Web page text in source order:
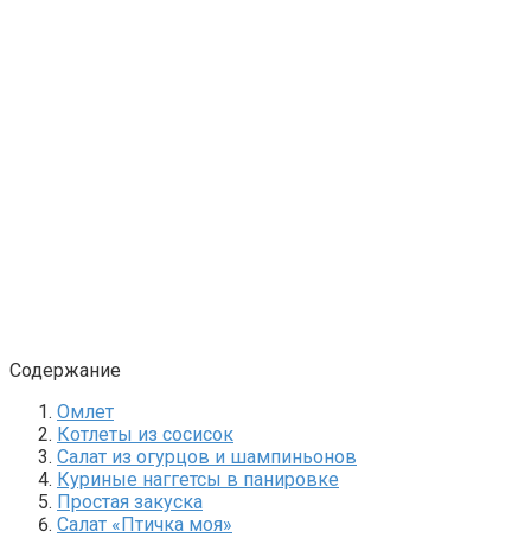
Содержание
Омлет
Котлеты из сосисок
Салат из огурцов и шампиньонов
Куриные наггетсы в панировке
Простая закуска
Салат «Птичка моя»